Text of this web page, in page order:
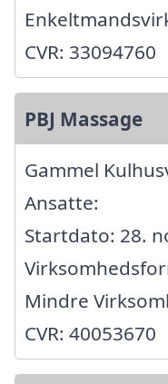
CVR: 33094760
PBJ Massage
Gammel
Ansatte:
Startdato: 28.
Mindre
CVR: 40053670